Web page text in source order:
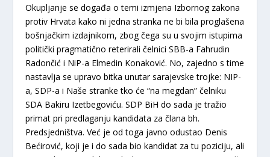
Okupljanje se događa o temi izmjena Izbornog zakona
protiv Hrvata kako ni jedna stranka ne bi bila proglašena
bošnjačkim izdajnikom, zbog čega su u svojim istupima
politički pragmatično reterirali čelnici SBB-a Fahrudin
Radončić i NiP-a Elmedin Konaković. No, zajedno s time
nastavlja se upravo bitka unutar sarajevske trojke: NIP-
a, SDP-a i Naše stranke tko će “na megdan” čelniku
SDA Bakiru Izetbegoviću. SDP BiH do sada je tražio
primat pri predlaganju kandidata za člana bh.
Predsjedništva. Već je od toga javno odustao Denis
Bećirović, koji je i do sada bio kandidat za tu poziciju, ali